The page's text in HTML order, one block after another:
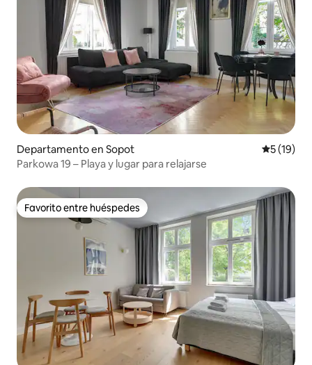
Departamento en Sopot
5 (19)
Parkowa 19 – Playa y lugar para relajarse
Favorito entre huéspedes
Favorito entre huéspedes